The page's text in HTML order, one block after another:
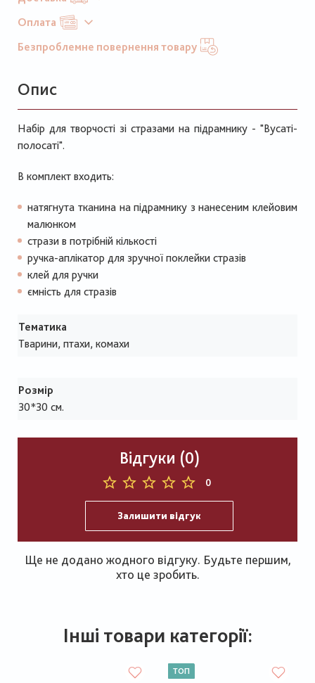
Оплата
Безпроблемне повернення товару
Опис
Набір для творчості зі стразами на підрамнику - "Вусаті-
полосаті".
В комплект входить:
натягнута тканина на підрамнику з нанесеним клейовим
малюнком
стрази в потрібній кількості
ручка-аплікатор для зручної поклейки стразів
клей для ручки
ємність для стразів
Тематика
Тварини, птахи, комахи
Розмір
30*30 см.
Відгуки (0)
0
Залишити відгук
Ще не додано жодного відгуку. Будьте першим,
хто це зробить.
Інші товари категорії:
ТОП